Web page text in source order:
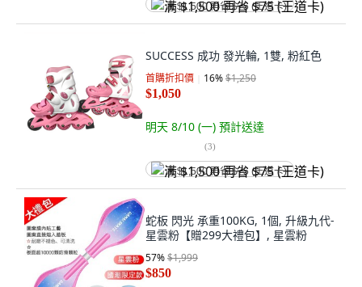
满 $1,500 再省 $75 (王道卡)
SUCCESS 成功 發光輪, 1雙, 粉紅色
首購折扣價 16%$1,250
$1,050
明天 8/10 (一) 預計送達
(3)
满 $1,500 再省 $75 (王道卡)
蛇板 閃光 承重100KG, 1個, 升級九代-
星雲粉【贈299大禮包】, 星雲粉
57%$1,999
$850